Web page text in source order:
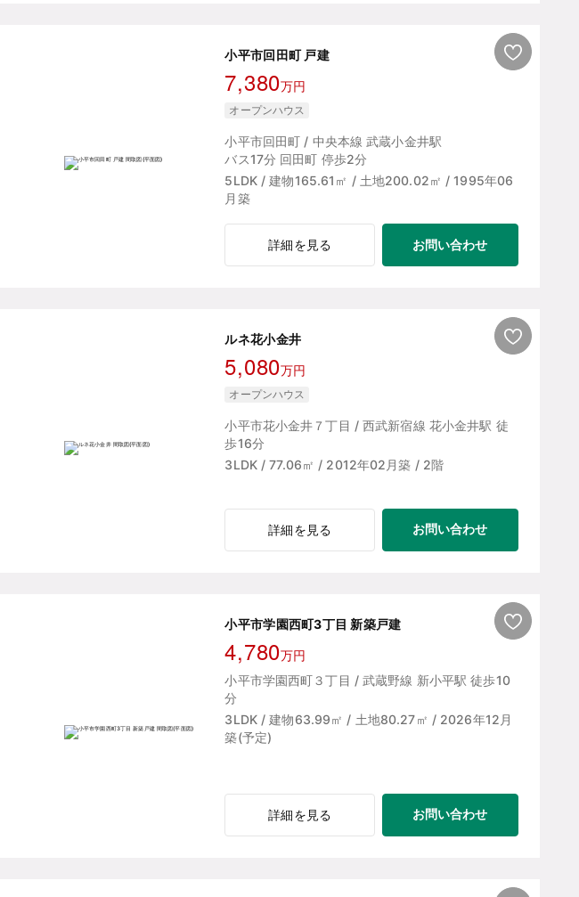
小平市回田町 戸建
7,380万円
オープンハウス
小平市回田町 / 中央本線 武蔵小金井駅
バス17分 回田町 停歩2分
5LDK / 建物165.61㎡ / 土地200.02㎡ / 1995年06
月築
詳細を見る お問い合わせ
ルネ花小金井
5,080万円
オープンハウス
小平市花小金井７丁目 / 西武新宿線 花小金井駅 徒
歩16分
3LDK / 77.06㎡ / 2012年02月築 / 2階
詳細を見る お問い合わせ
小平市学園西町3丁目 新築戸建
4,780万円
小平市学園西町３丁目 / 武蔵野線 新小平駅 徒歩10
分
3LDK / 建物63.99㎡ / 土地80.27㎡ / 2026年12月
築(予定)
詳細を見る お問い合わせ